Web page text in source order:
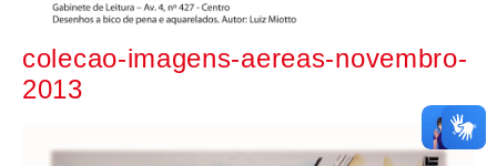
colecao-imagens-aereas-novembro-
2013